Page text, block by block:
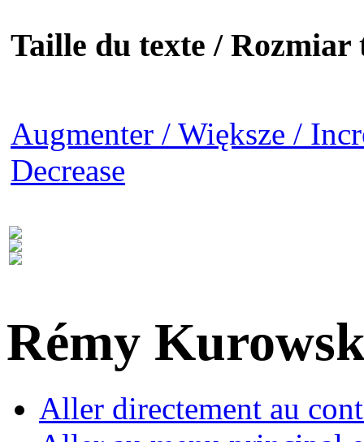
Taille du texte / Rozmiar
Augmenter / Większe /
Decrease
Rémy
Aller directement au